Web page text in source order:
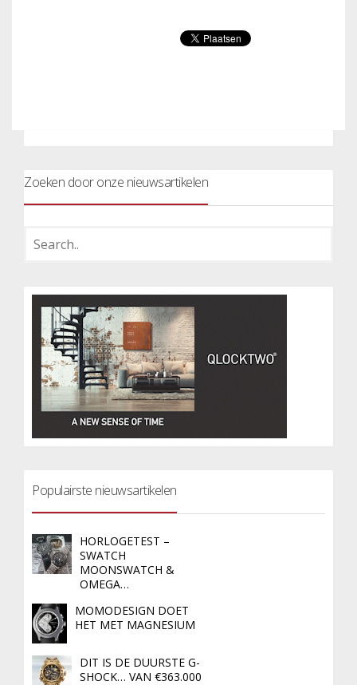
Zoeken door onze nieuwsartikelen
Populairste nieuwsartikelen
HORLOGETEST –
SWATCH
MOONSWATCH &
OMEGA…
MOMODESIGN DOET
HET MET MAGNESIUM
DIT IS DE DUURSTE G-
SHOCK… VAN €363.000